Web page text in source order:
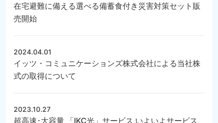
在宅避難に備える選べる備蓄食付き災害対策セット販
売開始
2024.04.01
イッツ・コミュニケーションズ株式会社による当社株
式の取得について
2023.10.27
超高速･大容量 「IKC光」サービス いよいよサービス